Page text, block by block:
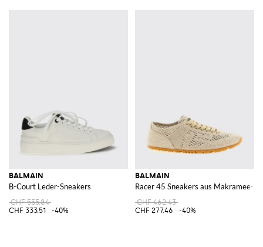
BALMAIN
B-Court Leder-Sneakers
CHF 555.84
CHF 333.51
-40%
BALMAIN
Racer 45 Sneakers aus Makramee-
CHF 462.43
CHF 277.46
-40%